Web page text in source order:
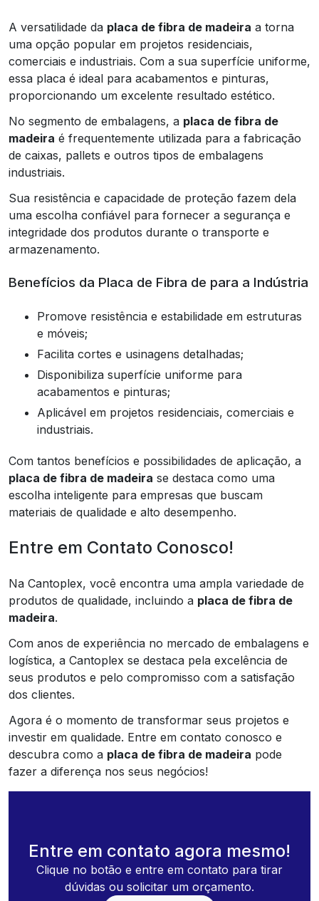
A versatilidade da placa de fibra de madeira a torna
uma opção popular em projetos residenciais,
comerciais e industriais. Com a sua superfície uniforme,
essa placa é ideal para acabamentos e pinturas,
proporcionando um excelente resultado estético.
No segmento de embalagens, a placa de fibra de
madeira é frequentemente utilizada para a fabricação
de caixas, pallets e outros tipos de embalagens
industriais.
Sua resistência e capacidade de proteção fazem dela
uma escolha confiável para fornecer a segurança e
integridade dos produtos durante o transporte e
armazenamento.
Benefícios da Placa de Fibra de para a Indústria
Promove resistência e estabilidade em estruturas
e móveis;
Facilita cortes e usinagens detalhadas;
Disponibiliza superfície uniforme para
acabamentos e pinturas;
Aplicável em projetos residenciais, comerciais e
industriais.
Com tantos benefícios e possibilidades de aplicação, a
placa de fibra de madeira se destaca como uma
escolha inteligente para empresas que buscam
materiais de qualidade e alto desempenho.
Entre em Contato Conosco!
Na Cantoplex, você encontra uma ampla variedade de
produtos de qualidade, incluindo a placa de fibra de
madeira.
Com anos de experiência no mercado de embalagens e
logística, a Cantoplex se destaca pela excelência de
seus produtos e pelo compromisso com a satisfação
dos clientes.
Agora é o momento de transformar seus projetos e
investir em qualidade. Entre em contato conosco e
descubra como a placa de fibra de madeira pode
fazer a diferença nos seus negócios!
Entre em contato agora mesmo!
Clique no botão e entre em contato para tirar
dúvidas ou solicitar um orçamento.